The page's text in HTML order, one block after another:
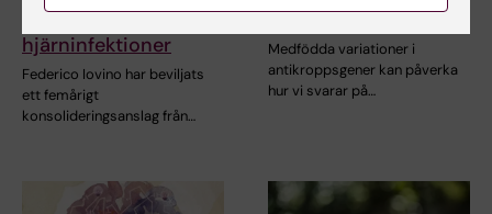
till forskning om
hjärninfektioner
Federico Iovino har beviljats
ett femårigt
konsolideringsanslag från…
immunsystemet
Medfödda variationer i
antikroppsgener kan påverka
hur vi svarar på…